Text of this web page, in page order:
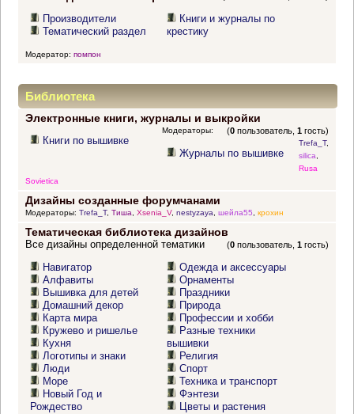
Производители
Тематический раздел
Книги и журналы по
крестику
Модератор: помпон
Библиотека
Электронные книги, журналы и выкройки
(0 пользователь,1 гость)
Книги по вышивке
Журналы по вышивке
Модераторы:
Trefa_T,
silica,
Rusa
Sovietica
Дизайны созданные форумчанами
Модераторы: Trefa_T, Тиша, Xsenia_V, nestyzaya, шейла55, крохин
Тематическая библиотека дизайнов
(0 пользователь,1 гость)
Все дизайны определенной тематики
Навигатор
Алфавиты
Вышивка для детей
Домашний декор
Карта мира
Кружево и ришелье
Кухня
Логотипы и знаки
Люди
Море
Новый Год и
Рождество
Одежда и аксессуары
Орнаменты
Праздники
Природа
Профессии и хобби
Разные техники
вышивки
Религия
Спорт
Техника и транспорт
Фэнтези
Цветы и растения